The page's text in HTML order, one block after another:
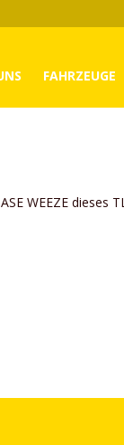
FAHRZEUGE
WEEZE dieses